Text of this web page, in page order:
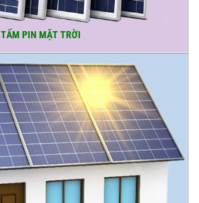
TẤM PIN MẶT TRỜI